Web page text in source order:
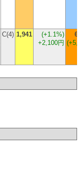
C(4) 1,941 (+1.1%)
+2,100円